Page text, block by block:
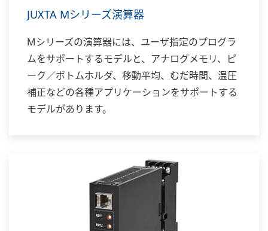
JUXTA Mシリーズ演算器
Mシリーズの演算器には、ユーザ指定のプログラ
ムをサポートするモデルと、アナログメモリ、ピ
ーク／ボトムホルダ、移動平均、むだ時間、温圧
補正などの各種アプリケーションをサポートする
モデルがあります。